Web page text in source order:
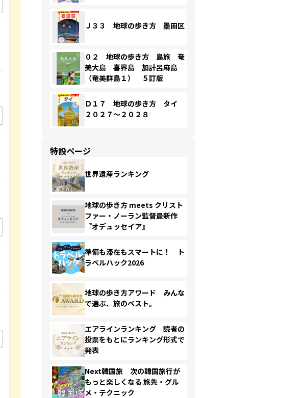
Ｊ３３ 地球の歩き方 墨田区
０２ 地球の歩き方 島旅 奄
美大島 喜界島 加計呂麻島
（奄美群島１） ５訂版
Ｄ１７ 地球の歩き方 タイ
２０２７～２０２８
特設ページ
世界遺産ランキング
地球の歩き方 meets クリスト
ファー・ノーラン監督最新作
『オデュッセイア』
準備も滞在もスマートに！ ト
ラベルハック2026
地球の歩き方アワード みんな
で選ぶ、旅のベスト。
エアラインランキング 読者の
投票をもとにランキング形式で
発表
Next韓国旅 次の韓国旅行が
もっと楽しくなる 旅先・グル
メ・テクニック